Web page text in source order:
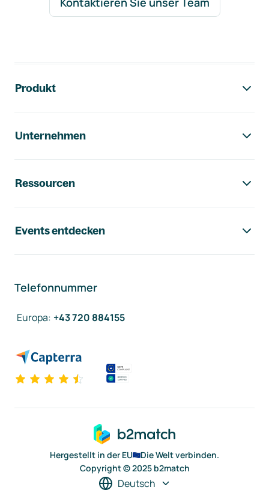
Produkt
Unternehmen
Ressourcen
Events entdecken
Telefonnummer
Europa: +43 720 884155
Hergestellt in der EU
Die Welt verbinden.
Copyright © 2025 b2match
Deutsch